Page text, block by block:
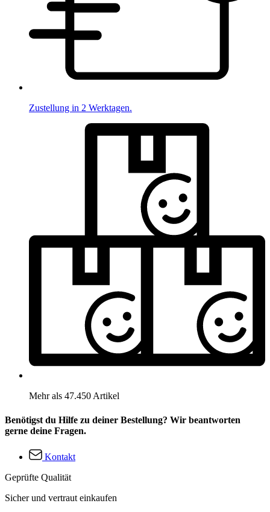
Zustellung in 2 Werktagen.
Mehr als 47.450 Artikel
Benötigst du Hilfe zu deiner Bestellung? Wir beantworten
gerne deine Fragen.
Kontakt
Geprüfte Qualität
Sicher und vertraut einkaufen